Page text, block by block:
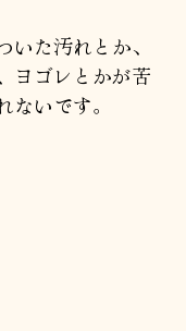
た汚れとか、
ヨゴレとかが苦
いです。